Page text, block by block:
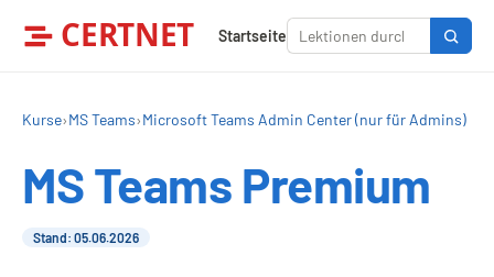
CERTNET Startseite
Kurse›MS Teams›Microsoft Teams Admin Center (nur für Admins)
MS Teams Premium
Stand: 05.06.2026